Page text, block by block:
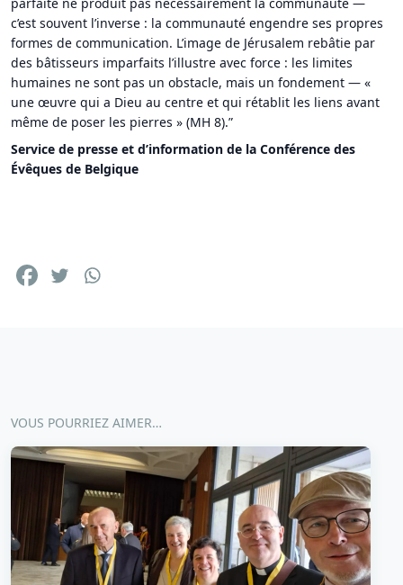
c’est souvent l’inverse : la communauté engendre ses propres
formes de communication. L’image de Jérusalem rebâtie par
des bâtisseurs imparfaits l’illustre avec force : les limites
humaines ne sont pas un obstacle, mais un fondement — «
une œuvre qui a Dieu au centre et qui rétablit les liens avant
même de poser les pierres » (MH 8).”
Service de presse et d’information de la Conférence des
Évêques de Belgique
VOUS POURRIEZ AIMER…